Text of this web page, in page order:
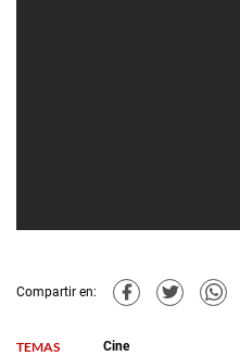
Compartir en:
TEMAS Cine